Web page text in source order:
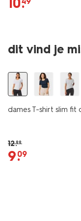
dit vind je
korting
dames T-shirt slim fit
12.99
9.
09